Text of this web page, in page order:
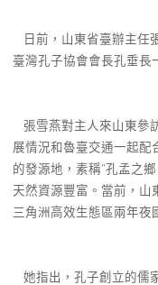
日前，山東省臺辦主任
臺灣孔子協會會長孔垂長
張雪燕對主人來山東參
展情況和魯臺交通一起配
的發源地，素稱“孔孟之
天然資源豐富。當前，山
三角洲高效生態區兩年夜
她指出，孔子創立的儒